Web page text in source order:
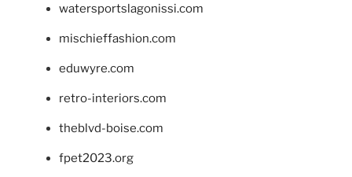
watersportslagonissi.com
mischieffashion.com
eduwyre.com
retro-interiors.com
theblvd-boise.com
fpet2023.org